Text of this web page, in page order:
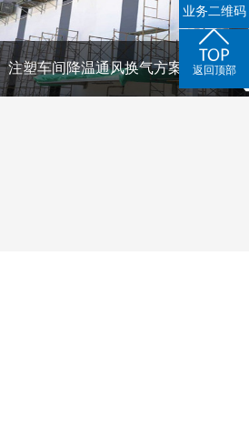
注塑车间降温通风换气方案
业务二维码
返回顶部